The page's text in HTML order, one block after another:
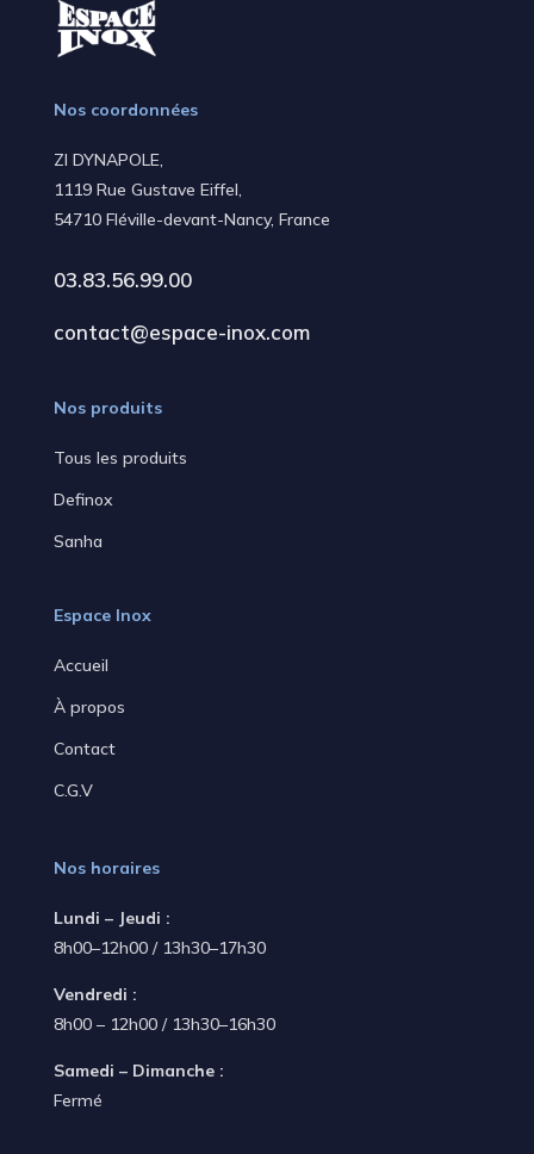
Nos coordonnées
ZI DYNAPOLE,
1119 Rue Gustave Eiffel,
54710 Fléville-devant-Nancy, France
03.83.56.99.00
contact@espace-inox.com
Nos produits
Tous les produits
Definox
Sanha
Espace Inox
Accueil
À propos
Contact
C.G.V
Nos horaires
Lundi – Jeudi :
8h00–12h00 / 13h30–17h30
Vendredi :
8h00 – 12h00 / 13h30–16h30
Samedi – Dimanche :
Fermé